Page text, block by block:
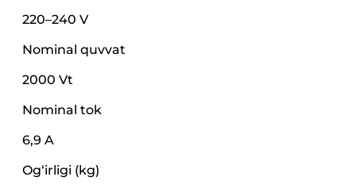
220–240 V
Nominal quvvat
2000 Vt
Nominal tok
6,9 A
Og‘irligi (kg)